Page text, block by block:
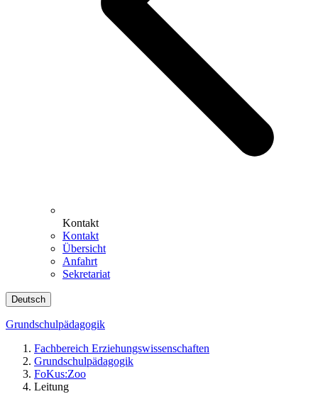
Kontakt
Kontakt
Übersicht
Anfahrt
Sekretariat
Deutsch
Grundschulpädagogik
Fachbereich Erziehungswissenschaften
Grundschulpädagogik
FoKus:Zoo
Leitung